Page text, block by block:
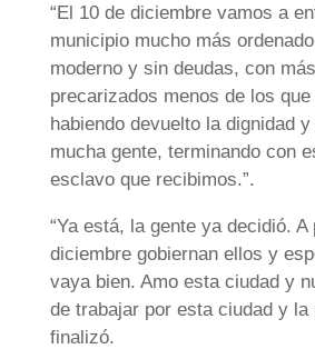
“El 10 de diciembre vamos a
municipio mucho más
moderno y sin deudas, con
precarizados menos de los
habiendo devuelto la dignidad
mucha gente, terminando con
esclavo que recibimos.”.
“Ya está, la gente ya decidió.
diciembre gobiernan ellos y
vaya bien. Amo esta ciudad y
de trabajar por esta ciudad y la
finalizó.